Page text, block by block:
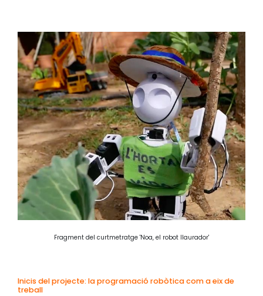
Fragment del curtmetratge 'Noa, el robot llaurador'
Inicis del projecte: la programació robòtica com a eix de
treball